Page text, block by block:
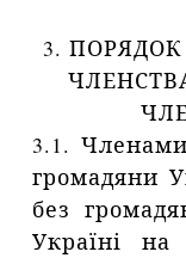
3.
3.1.
громадяни
без
Україні на